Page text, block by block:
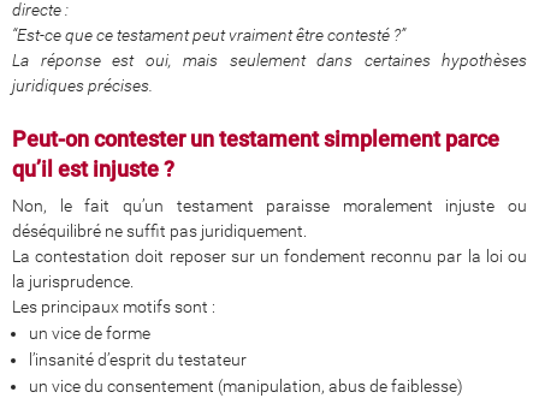
directe :
“Est-ce que ce testament peut vraiment être contesté ?”
La réponse est oui, mais seulement dans certaines hypothèses
juridiques précises.
Peut-on contester un testament simplement parce
qu’il est injuste ?
Non, le fait qu’un testament paraisse moralement injuste ou
déséquilibré ne suffit pas juridiquement.
La contestation doit reposer sur un fondement reconnu par la loi ou
la jurisprudence.
Les principaux motifs sont :
un vice de forme
l’insanité d’esprit du testateur
un vice du consentement (manipulation, abus de faiblesse)